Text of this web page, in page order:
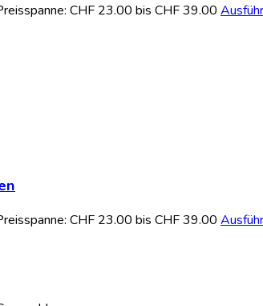
CHF 23.00 bis CHF 39.00
CHF 23.00 bis CHF 39.00